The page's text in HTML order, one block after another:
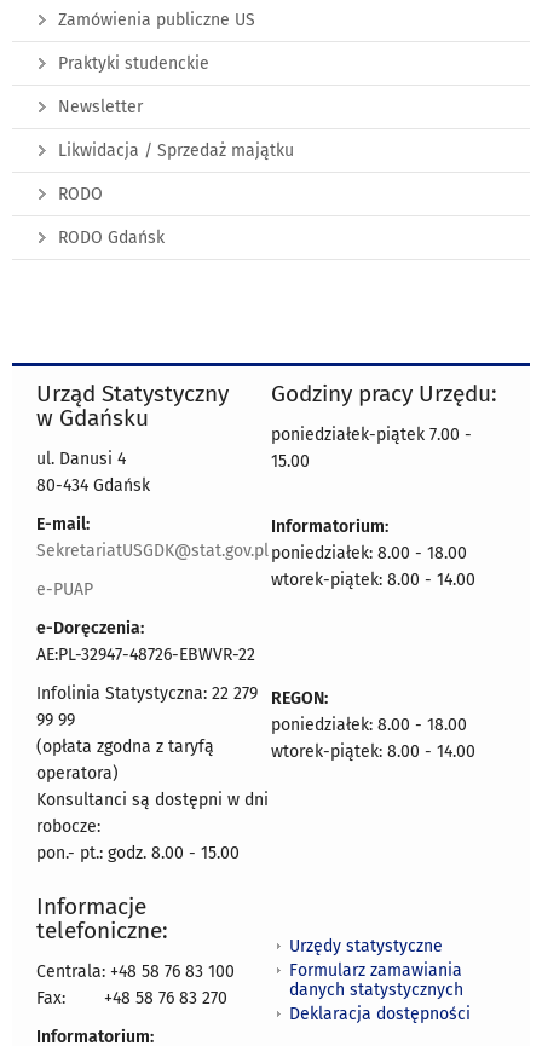
Zamówienia publiczne US
Praktyki studenckie
Newsletter
Likwidacja / Sprzedaż majątku
RODO
RODO Gdańsk
Urząd Statystyczny
w Gdańsku
ul. Danusi 4
80-434 Gdańsk
E-mail:
SekretariatUSGDK@stat.gov.pl
e-PUAP
e-Doręczenia:
AE:PL-32947-48726-EBWVR-22
Infolinia Statystyczna: 22 279
99 99
(opłata zgodna z taryfą
operatora)
Konsultanci są dostępni w dni
robocze:
pon.- pt.: godz. 8.00 - 15.00
Godziny pracy Urzędu:
poniedziałek-piątek 7.00 -
15.00
Informatorium:
poniedziałek: 8.00 - 18.00
wtorek-piątek: 8.00 - 14.00
REGON:
poniedziałek: 8.00 - 18.00
wtorek-piątek: 8.00 - 14.00
Informacje
telefoniczne:
Centrala: +48 58 76 83 100
Fax:
+48 58 76 83 270
Informatorium:
Urzędy statystyczne
Formularz zamawiania
danych statystycznych
Deklaracja dostępności